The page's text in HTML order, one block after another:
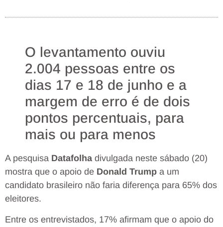
O levantamento ouviu
2.004 pessoas entre os
dias 17 e 18 de junho e a
margem de erro é de dois
pontos percentuais, para
mais ou para menos
A pesquisa Datafolha divulgada neste sábado (20)
mostra que o apoio de Donald Trump a um
candidato brasileiro não faria diferença para 65% dos
eleitores.
Entre os entrevistados, 17% afirmam que o apoio do